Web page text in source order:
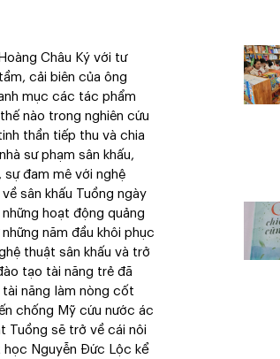
Châu Ký với tư
cải biên của ông
mục các tác phẩm
nào trong nghiên cứu
thần tiếp thu và chia
sư phạm sân khấu,
đam mê với nghệ
sân khấu Tuồng ngày
hoạt động quảng
năm đầu khôi phục
thuật sân khấu và trở
tạo tài năng trẻ đã
năng làm nòng cốt
chống Mỹ cứu nước ác
Tuồng sẽ trở về cái nôi
học Nguyễn Đức Lộc kể